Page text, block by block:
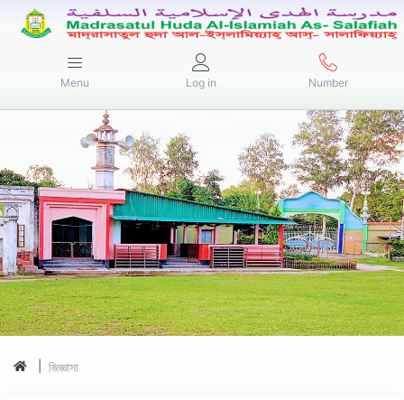
Menu Log in Number
জিজ্ঞাসা